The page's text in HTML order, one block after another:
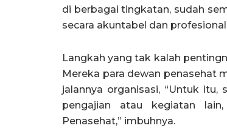
di berbagai tingkatan, sudah
secara akuntabel dan
Langkah yang tak kalah
Mereka para dewan penasehat
jalannya organisasi, “Untuk
pengajian atau kegiatan
Penasehat,” imbuhnya.